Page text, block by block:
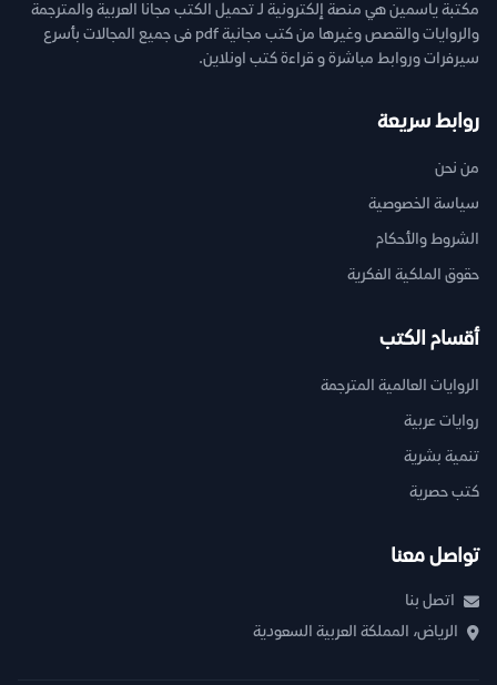
مكتبة ياسمين هي منصة إلكترونية لـ تحميل الكتب مجانا العربية والمترجمة
والروايات والقصص وغيرها من كتب مجانية pdf فى جميع المجالات بأسرع
سيرفرات وروابط مباشرة و قراءة كتب اونلاين.
روابط سريعة
من نحن
سياسة الخصوصية
الشروط والأحكام
حقوق الملكية الفكرية
أقسام الكتب
الروايات العالمية المترجمة
روايات عربية
تنمية بشرية
كتب حصرية
تواصل معنا
اتصل بنا
الرياض، المملكة العربية السعودية